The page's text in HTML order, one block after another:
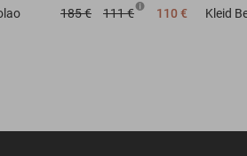
185 € 111 € 110 € Kleid